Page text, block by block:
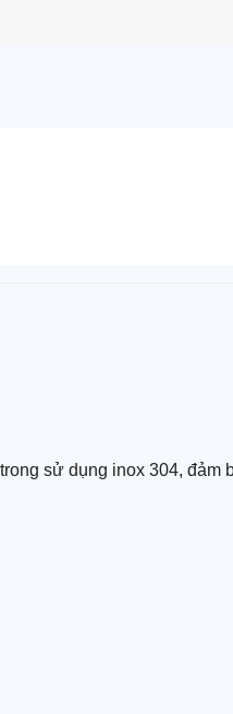
sử dụng inox 304, đảm